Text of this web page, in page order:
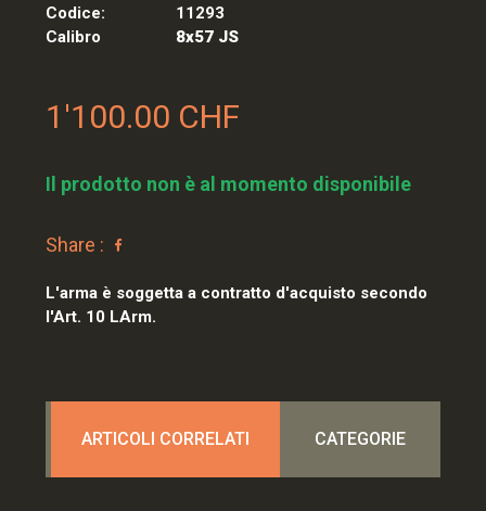
Codice:
11293
Calibro
8x57 JS
1'100.00 CHF
Il prodotto non è al momento disponibile
Share :
L'arma è soggetta a contratto d'acquisto secondo
l'Art. 10 LArm.
ARTICOLI CORRELATI CATEGORIE